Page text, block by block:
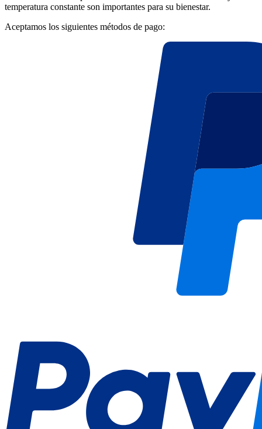
temperatura constante son importantes para su bienestar.
Aceptamos los siguientes métodos de pago: